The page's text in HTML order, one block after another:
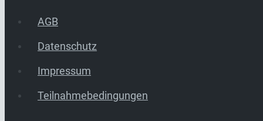
AGB
Datenschutz
Impressum
Teilnahmebedingungen